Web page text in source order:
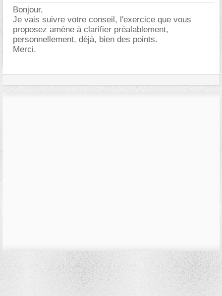
Bonjour,
Je vais suivre votre conseil, l'exercice que vous
proposez amène à clarifier préalablement,
personnellement, déjà, bien des points.
Merci.